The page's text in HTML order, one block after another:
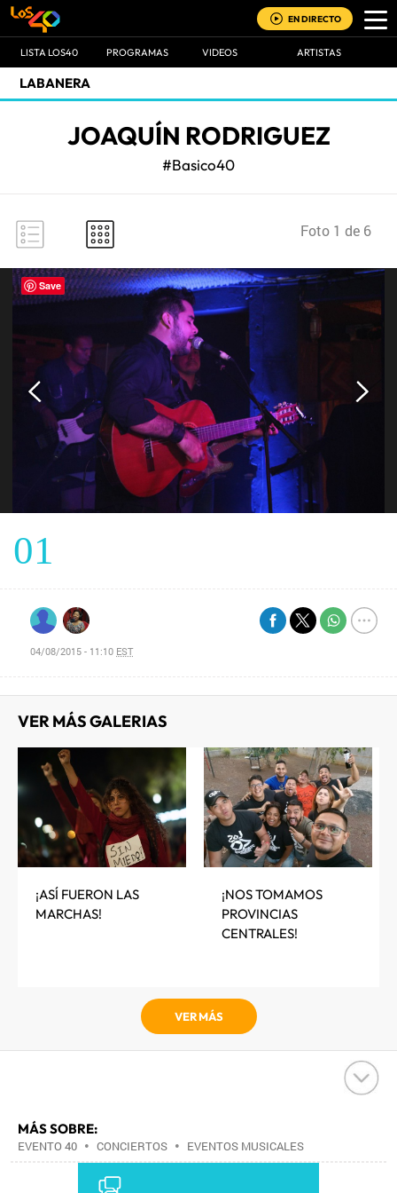
EN DIRECTO
LISTA LOS40 PROGRAMAS VIDEOS ARTISTAS
LABANERA
JOAQUÍN RODRIGUEZ
#Basico40
Foto 1 de 6
01
04/08/2015 - 11:10 EST
VER MÁS GALERIAS
¡ASÍ FUERON LAS
MARCHAS!
¡NOS TOMAMOS
PROVINCIAS
CENTRALES!
VER MÁS
MÁS SOBRE:
EVENTO 40 • CONCIERTOS • EVENTOS MUSICALES
•LOS40•PRISA RADIO•RADIO•
GRUPO COMUNICACIÓN
Save